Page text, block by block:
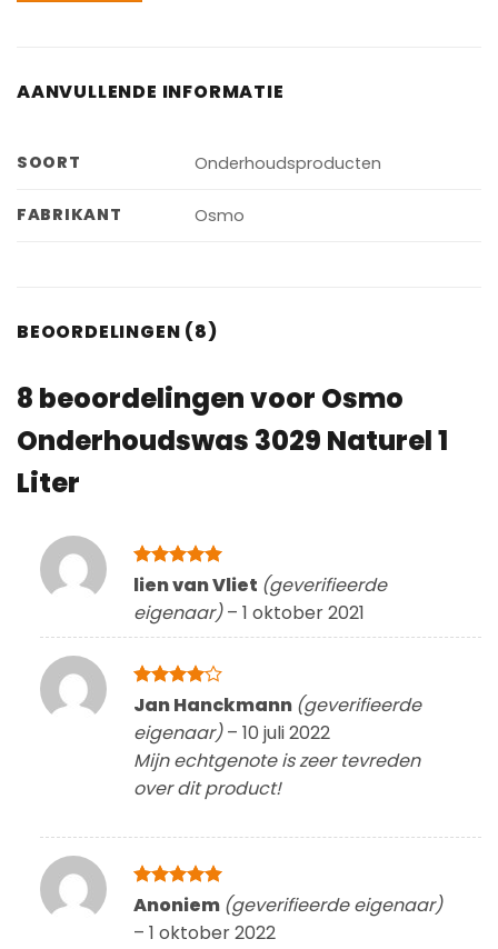
AANVULLENDE INFORMATIE
SOORT Onderhoudsproducten
FABRIKANT Osmo
BEOORDELINGEN (8)
8 beoordelingen voor Osmo
Onderhoudswas 3029 Naturel 1
Liter
Gewaardeerd
lien van Vliet (geverifieerde
eigenaar) – 1 oktober 2021
Gewaardeerd
Jan Hanckmann (geverifieerde
eigenaar) – 10 juli 2022
Mijn echtgenote is zeer tevreden
over dit product!
Gewaardeerd
Anoniem (geverifieerde eigenaar)
– 1 oktober 2022